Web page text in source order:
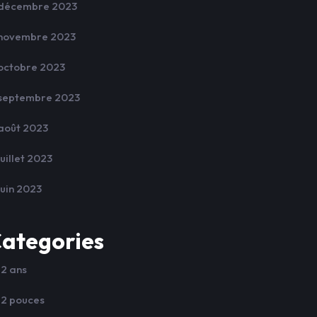
2023
2023
2023
2023
2023
2023
2023
ans
pouces